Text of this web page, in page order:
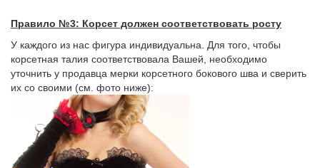
Правило №3: Корсет должен соответствовать росту
У каждого из нас фигура индивидуальна. Для того, чтобы
корсетная талия соответствовала Вашей, необходимо
уточнить у продавца мерки корсетного бокового шва и сверить
их со своими (см. фото ниже):